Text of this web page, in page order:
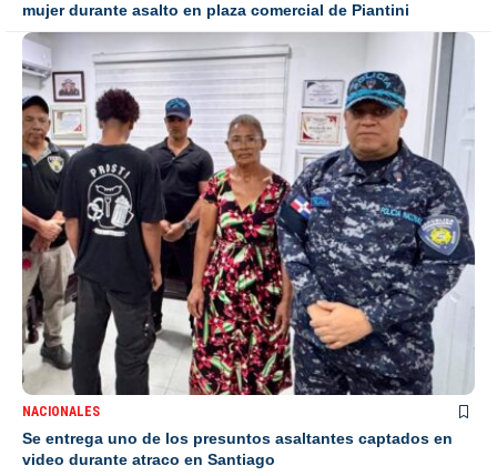
mujer durante asalto en plaza comercial de Piantini
NACIONALES
Se entrega uno de los presuntos asaltantes captados en
video durante atraco en Santiago